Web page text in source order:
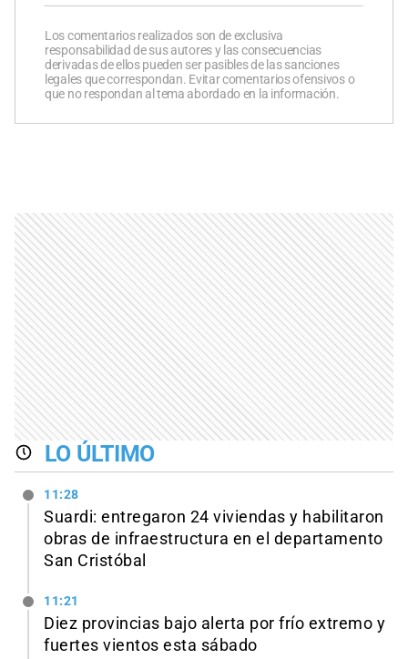
Los comentarios realizados son de exclusiva
responsabilidad de sus autores y las consecuencias
derivadas de ellos pueden ser pasibles de las sanciones
legales que correspondan. Evitar comentarios ofensivos o
que no respondan al tema abordado en la información.
LO ÚLTIMO
11:28
Suardi: entregaron 24 viviendas y habilitaron
obras de infraestructura en el departamento
San Cristóbal
11:21
Diez provincias bajo alerta por frío extremo y
fuertes vientos esta sábado